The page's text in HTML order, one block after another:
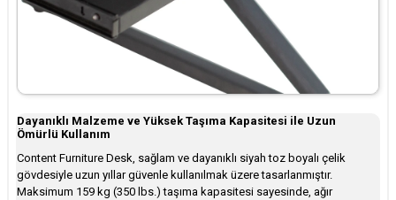
Dayanıklı Malzeme ve Yüksek Taşıma Kapasitesi ile Uzun
Ömürlü Kullanım
Content Furniture Desk, sağlam ve dayanıklı siyah toz boyalı çelik
gövdesiyle uzun yıllar güvenle kullanılmak üzere tasarlanmıştır.
Maksimum 159 kg (350 lbs.) taşıma kapasitesi sayesinde, ağır